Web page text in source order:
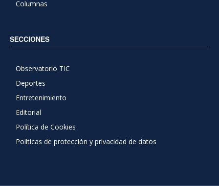
Columnas
SECCIONES
Observatorio TIC
Deportes
Entretenimiento
Editorial
Política de Cookies
Políticas de protección y privacidad de datos